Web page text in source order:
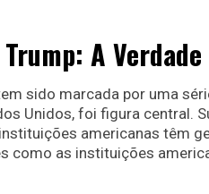
A Verdade
sido marcada por uma
Unidos, foi figura central.
americanas têm
como as instituições